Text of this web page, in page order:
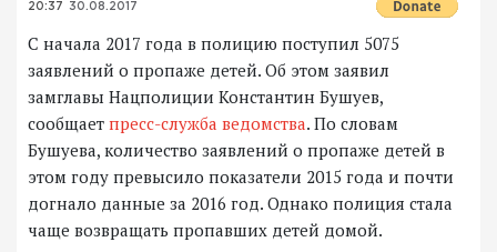
20:37 30.08.2017
С начала 2017 года в полицию поступил 5075
заявлений о пропаже детей. Об этом заявил
замглавы Нацполиции Константин Бушуев,
сообщает пресс-служба ведомства. По словам
Бушуева, количество заявлений о пропаже детей в
этом году превысило показатели 2015 года и почти
догнало данные за 2016 год. Однако полиция стала
чаще возвращать пропавших детей домой.